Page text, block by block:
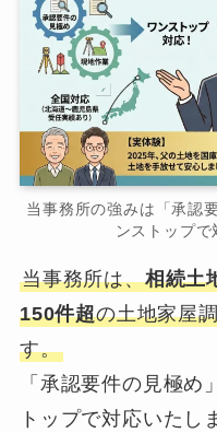
当事務所の強みは「承認
ンストップで
当事務所は、相続土
150件超の土地家屋
す。
「承認要件の見極め
トップで対応いたし